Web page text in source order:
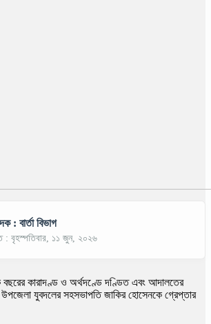
: বার্তা বিভাগ
: বৃহস্পতিবার, ১১ জুন, ২০২৬
কারাদণ্ড ও অর্থদণ্ডে দণ্ডিত এবং আদালতের
যুবদলের সহসভাপতি জাকির হোসেনকে গ্রেপ্তার